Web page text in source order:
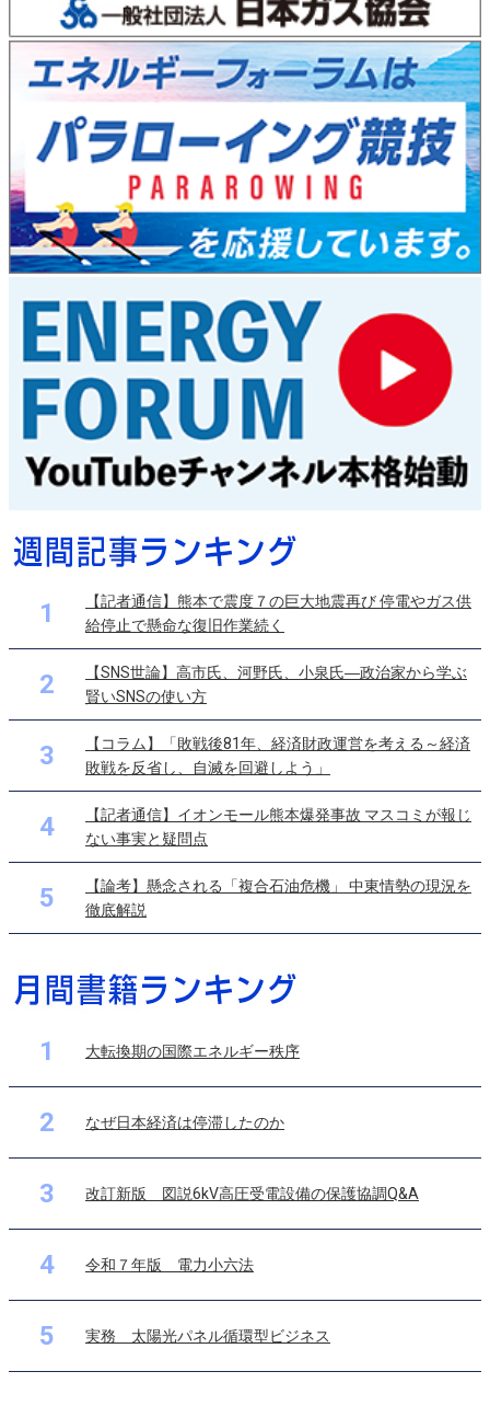
1
【記者通信】熊本で震度７の巨大地震再び 停電やガス供
給停止で懸命な復旧作業続く
2
【SNS世論】高市氏、河野氏、小泉氏―政治家から学ぶ
賢いSNSの使い方
3
【コラム】「敗戦後81年、経済財政運営を考える～経済
敗戦を反省し、自滅を回避しよう」
4
【記者通信】イオンモール熊本爆発事故 マスコミが報じ
ない事実と疑問点
5
【論考】懸念される「複合石油危機」 中東情勢の現況を
徹底解説
1 大転換期の国際エネルギー秩序
2 なぜ日本経済は停滞したのか
3 改訂新版 図説6kV高圧受電設備の保護協調Q&A
4 令和７年版 電力小六法
5 実務 太陽光パネル循環型ビジネス